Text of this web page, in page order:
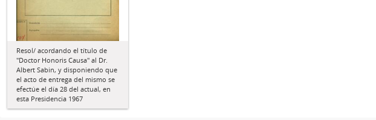
Resol/ acordando el título de
"Doctor Honoris Causa" al Dr.
Albert Sabin, y disponiendo que
el acto de entrega del mismo se
efectúe el día 28 del actual, en
esta Presidencia 1967